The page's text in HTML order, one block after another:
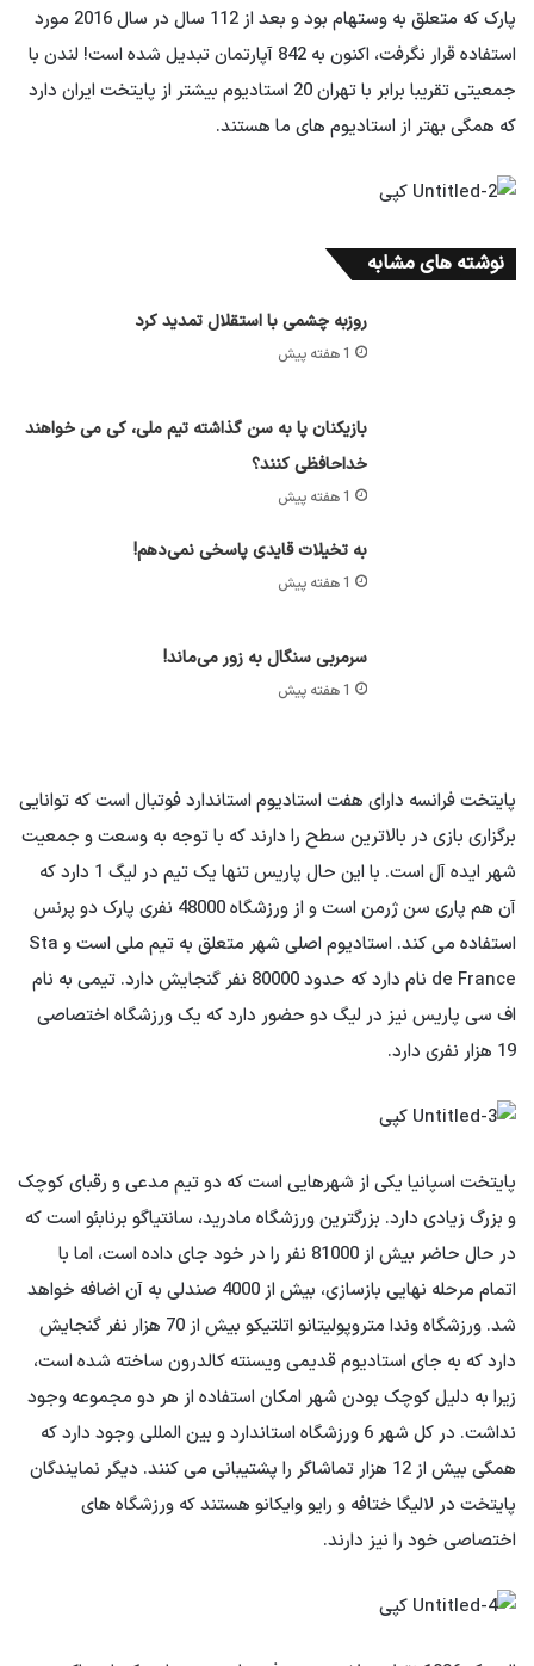
پارک که متعلق به وستهام بود و بعد از 112 سال در سال 2016 مورد
استفاده قرار نگرفت، اکنون به 842 آپارتمان تبدیل شده است! لندن با
جمعیتی تقریبا برابر با تهران 20 استادیوم بیشتر از پایتخت ایران دارد
که همگی بهتر از استادیوم های ما هستند.
نوشته های مشابه
روزبه چشمی با استقلال تمدید کرد
1 هفته پیش
بازیکنان پا به سن گذاشته تیم ملی، کی می خواهند
خداحافظی کنند؟
1 هفته پیش
به تخیلات قایدی پاسخی نمی‌دهم!
1 هفته پیش
سرمربی سنگال به زور می‌ماند!
1 هفته پیش
پایتخت فرانسه دارای هفت استادیوم استاندارد فوتبال است که توانایی
برگزاری بازی در بالاترین سطح را دارند که با توجه به وسعت و جمعیت
شهر ایده آل است. با این حال پاریس تنها یک تیم در لیگ 1 دارد که
آن هم پاری سن ژرمن است و از ورزشگاه 48000 نفری پارک دو پرنس
استفاده می کند. استادیوم اصلی شهر متعلق به تیم ملی است و Sta
de France نام دارد که حدود 80000 نفر گنجایش دارد. تیمی به نام
اف سی پاریس نیز در لیگ دو حضور دارد که یک ورزشگاه اختصاصی
19 هزار نفری دارد.
پایتخت اسپانیا یکی از شهرهایی است که دو تیم مدعی و رقبای کوچک
و بزرگ زیادی دارد. بزرگترین ورزشگاه مادرید، سانتیاگو برنابئو است که
در حال حاضر بیش از 81000 نفر را در خود جای داده است، اما با
اتمام مرحله نهایی بازسازی، بیش از 4000 صندلی به آن اضافه خواهد
شد. ورزشگاه وندا متروپولیتانو اتلتیکو بیش از 70 هزار نفر گنجایش
دارد که به جای استادیوم قدیمی ویسنته کالدرون ساخته شده است،
زیرا به دلیل کوچک بودن شهر امکان استفاده از هر دو مجموعه وجود
نداشت. در کل شهر 6 ورزشگاه استاندارد و بین المللی وجود دارد که
همگی بیش از 12 هزار تماشاگر را پشتیبانی می کنند. دیگر نمایندگان
پایتخت در لالیگا ختافه و رایو وایکانو هستند که ورزشگاه های
اختصاصی خود را نیز دارند.